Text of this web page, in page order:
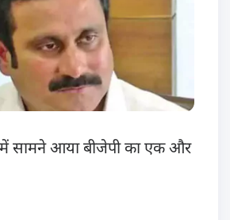
में सामने आया बीजेपी का एक और